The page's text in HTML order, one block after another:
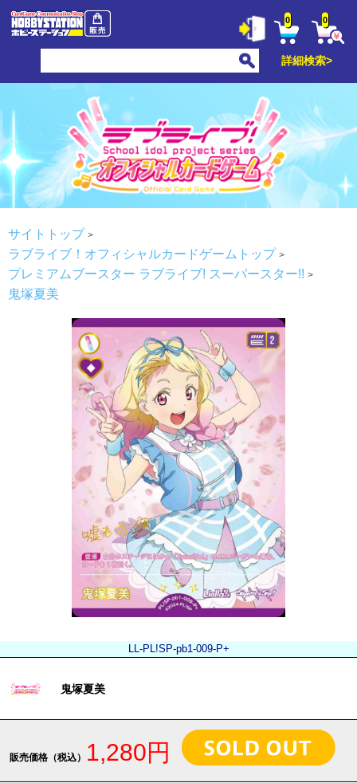
0 0
詳細検索>
サイトトップ
ラブライブ！オフィシャルカードゲームトップ
プレミアムブースター ラブライブ! スーパースター!!
鬼塚夏美
LL-PL!SP-pb1-009-P+
鬼塚夏美
販売価格（税込） 1,280円